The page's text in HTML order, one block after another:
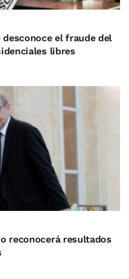
el fraude del
libres
reconocerá resultados